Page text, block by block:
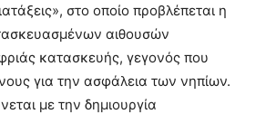
στο οποίο προβλέπεται η
αιθουσών
κατασκευής, γεγονός που
για την ασφάλεια των νηπίων.
με την δημιουργία